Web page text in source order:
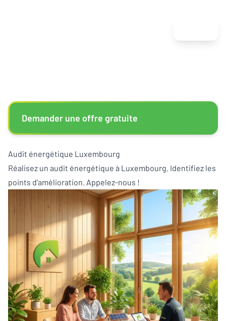
Audit énergétique Luxembourg
Réalisez un audit énergétique à Luxembourg. Identifiez les
points d'amélioration. Appelez-nous !
Demander une offre gratuite